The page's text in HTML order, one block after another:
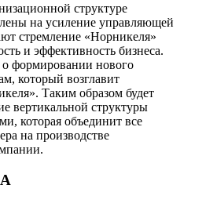
структуре
на усиление управляющей
стремление «Норникеля»
и эффективность бизнеса.
формировании нового
который возглавит
Таким образом будет
вертикальной структуры
которая объединит все
на производстве